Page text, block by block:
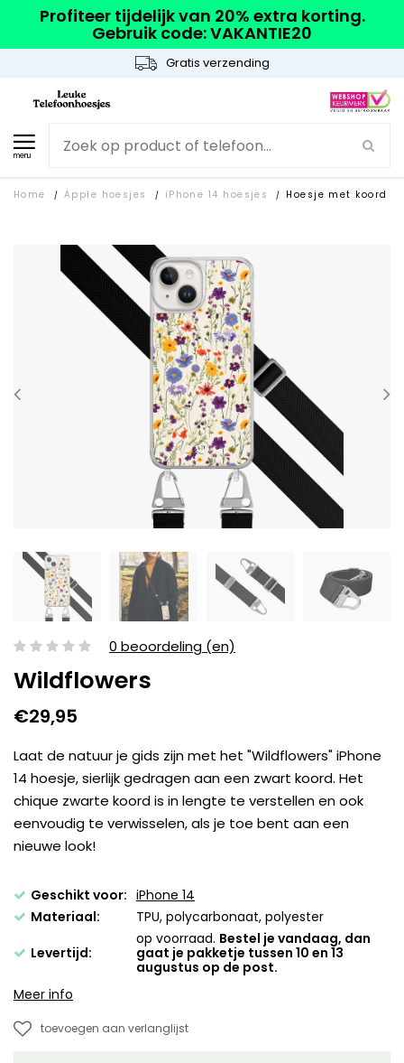
Profiteer tijdelijk van 20% extra korting.
Gebruik code: VAKANTIE20
Gratis verzending
menu
Home / Apple hoesjes / iPhone 14 hoesjes / Hoesje met koord
0 beoordeling (en)
Wildflowers
€29,95
Laat de natuur je gids zijn met het "Wildflowers" iPhone
14 hoesje, sierlijk gedragen aan een zwart koord. Het
chique zwarte koord is in lengte te verstellen en ook
eenvoudig te verwisselen, als je toe bent aan een
nieuwe look!
Geschikt voor: iPhone 14
Materiaal:
TPU, polycarbonaat, polyester
Levertijd:
op voorraad. Bestel je vandaag, dan
gaat je pakketje tussen 10 en 13
augustus op de post.
Meer info
toevoegen aan verlanglijst